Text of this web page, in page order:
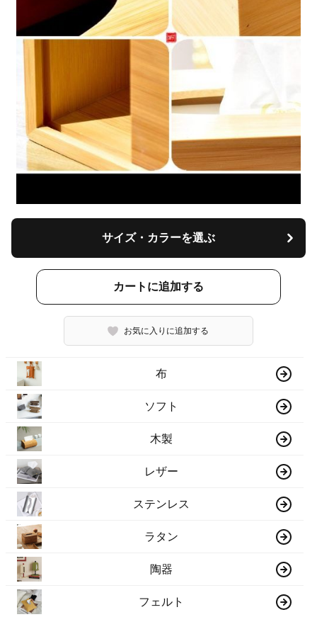
サイズ・カラーを選ぶ
カートに追加する
お気に入りに追加する
布
ソフト
木製
レザー
ステンレス
ラタン
陶器
フェルト